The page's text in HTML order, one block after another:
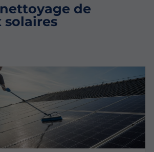
de
solaires